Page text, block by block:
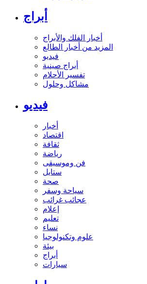
أبراج
أخبار الفلك والأبراج
المزيد من أخبار الطالع
فيديو
أبراج صينية
تفسير الأحلام
مشاكل وحلول
فيديو
أخبار
اقتصاد
ثقافة
رياضة
فن وموسيقى
ستايل
صحة
سياحة وسفر
عجائب غرائب
إعلام
تعليم
نساء
علوم وتكنولوجيا
بيئة
أبراج
سيارات